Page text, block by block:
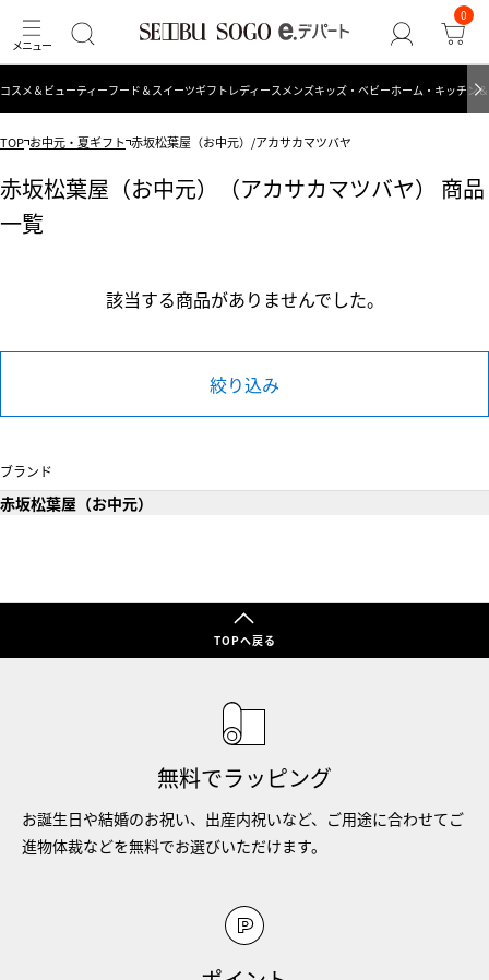
0
コスメ＆ビューティーフード＆スイーツギフト レディース メンズキッズ・ベビーホーム・キッチン
TOP お中元・夏ギフト 赤坂松葉屋（お中元）/アカサカマツバヤ
赤坂松葉屋（お中元）（アカサカマツバヤ） 商品
一覧
該当する商品がありませんでした。
絞り込み
ブランド
赤坂松葉屋（お中元）
TOPへ戻る
無料でラッピング
お誕生日や結婚のお祝い、出産内祝いなど、ご用途に合わせてご
進物体裁などを無料でお選びいただけます。